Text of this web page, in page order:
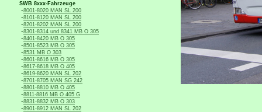
SWB 8xxx-Fahrzeuge
-8001-8020 MAN SL 200
-8101-8120 MAN SL 200
-8201-8202 MAN SL 200
-8301-8314 und 8341 MB O 305
-8401-8420 MB O 305
-8501-8523 MB O 305
-8531 MB O 303
-8601-8616 MB O 305
-8617-8618 MB O 405
-8619-8620 MAN SL 202
-8701-8705 MAN SG 242
-8801-8810 MB O 405
-8811-8816 MB O 405 G
-8831-8832 MB O 303
-8901-8912 MAN SL 202